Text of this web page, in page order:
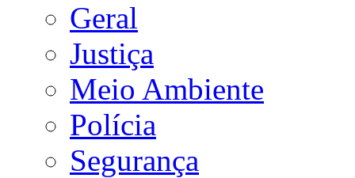
Geral
Justiça
Meio Ambiente
Polícia
Segurança